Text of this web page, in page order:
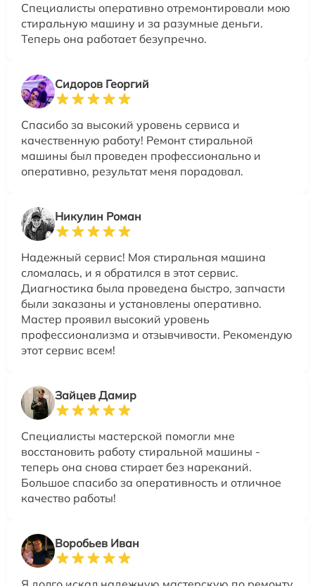
Специалисты оперативно отремонтировали мою
стиральную машину и за разумные деньги.
Теперь она работает безупречно.
Сидоров Георгий
Спасибо за высокий уровень сервиса и
качественную работу! Ремонт стиральной
машины был проведен профессионально и
оперативно, результат меня порадовал.
Никулин Роман
Надежный сервис! Моя стиральная машина
сломалась, и я обратился в этот сервис.
Диагностика была проведена быстро, запчасти
были заказаны и установлены оперативно.
Мастер проявил высокий уровень
профессионализма и отзывчивости. Рекомендую
этот сервис всем!
Зайцев Дамир
Специалисты мастерской помогли мне
восстановить работу стиральной машины -
теперь она снова стирает без нареканий.
Большое спасибо за оперативность и отличное
качество работы!
Воробьев Иван